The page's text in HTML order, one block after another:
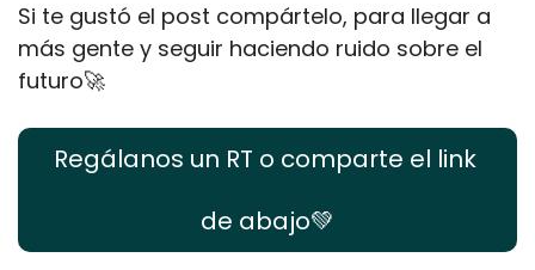
Si te gustó el post compártelo, para llegar a
más gente y seguir haciendo ruido sobre el
futuro🚀
Regálanos un RT o comparte el link
de abajo💚